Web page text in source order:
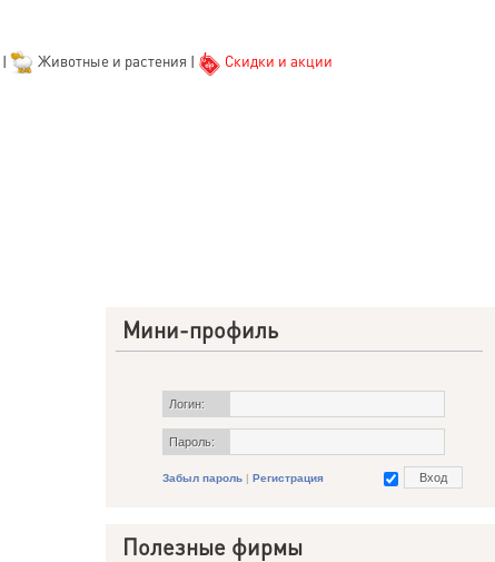
| Животные и растения | Скидки и акции
Мини-профиль
Логин:
Пароль:
Забыл пароль | Регистрация
Полезные фирмы